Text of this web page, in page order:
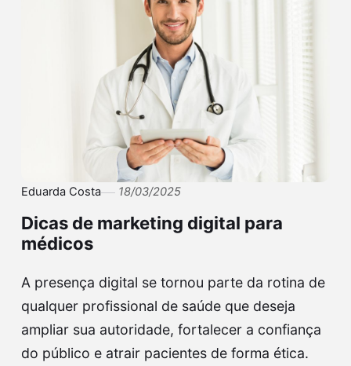
Eduarda Costa 18/03/2025
Dicas de marketing digital para
médicos
A presença digital se tornou parte da rotina de
qualquer profissional de saúde que deseja
ampliar sua autoridade, fortalecer a confiança
do público e atrair pacientes de forma ética.